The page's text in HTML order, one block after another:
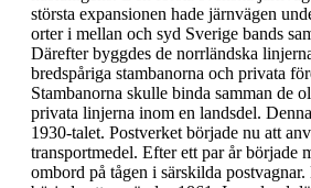
största expansionen hade järnvägen
orter i mellan och syd Sverige bands
Därefter byggdes de norrländska
bredspåriga stambanorna och privata
Stambanorna skulle binda samman de
privata linjerna inom en landsdel.
1930-talet. Postverket började nu att
transportmedel. Efter ett par år började
ombord på tågen i särskilda postvagnar.